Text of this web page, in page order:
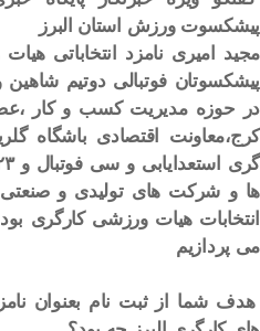
پیشکسوت ورزش استان البرز
مجید امیری نامزد انتخاباتی
پیشکسوتان فوتبالی دوتیم
در حوزه مدیریت کسب و کار ،عضو
کرج،معاونت اقتصادی باشگاه
ها و شرکت های تولیدی و
انتخابات هیات ورزشی کارگری
می پردازیم
هدف شما از ثبت نام بعنوان